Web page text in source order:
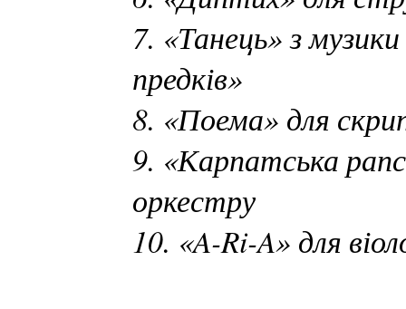
7. «Танець» з
предків»
8. «Поема» для
9. «Карпатська
оркестру
10. «A-Ri-A» для